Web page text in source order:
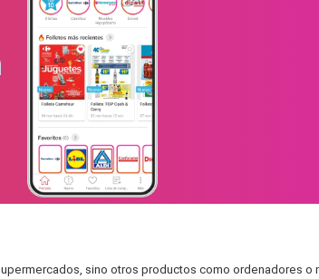
sino otros productos como ordenadores